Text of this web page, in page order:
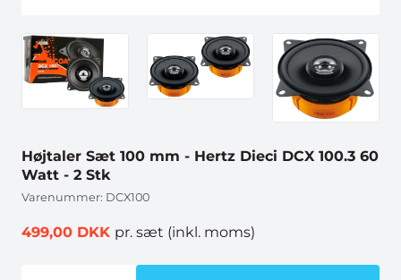
Højtaler Sæt 100 mm - Hertz Dieci DCX 100.3 60
Watt - 2 Stk
Varenummer: DCX100
499,00 DKK pr. sæt (inkl. moms)